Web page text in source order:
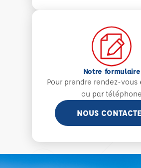
Notre formulaire
Pour prendre rendez-vous
ou par téléphone
NOUS